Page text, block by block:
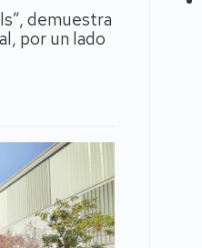
demuestra
por un lado